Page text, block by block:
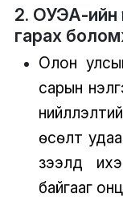
2. ОУЭА-ийн
гарах
Олон
сарын
өсөлт
зээлд
байгааг